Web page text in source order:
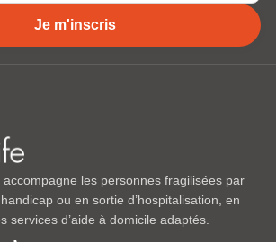
Je m'inscris
accompagne les personnes fragilisées par
ou en sortie d’hospitalisation, en
services d’aide à domicile adaptés.